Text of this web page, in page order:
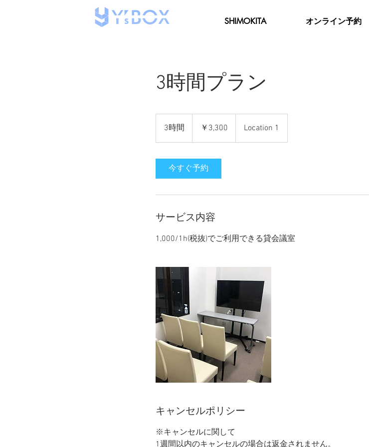
SHIMOKITA オンライン予約
3時間プラン
3時間
時
￥3,300 Location 1
今すぐ予約
サービス内容
1,000/1h(税抜)でご利用できる貸会議室
キャンセルポリシー
※キャンセルに関して
1週間以内のキャンセルの場合は返金されません。